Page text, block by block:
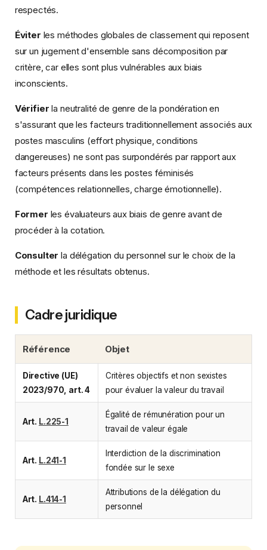
respectés.
Éviter les méthodes globales de classement qui reposent
sur un jugement d'ensemble sans décomposition par
critère, car elles sont plus vulnérables aux biais
inconscients.
Vérifier la neutralité de genre de la pondération en
s'assurant que les facteurs traditionnellement associés aux
postes masculins (effort physique, conditions
dangereuses) ne sont pas surpondérés par rapport aux
facteurs présents dans les postes féminisés
(compétences relationnelles, charge émotionnelle).
Former les évaluateurs aux biais de genre avant de
procéder à la cotation.
Consulter la délégation du personnel sur le choix de la
méthode et les résultats obtenus.
Cadre juridique
Référence Objet
Directive (UE)
2023/970, art. 4
Critères objectifs et non sexistes
pour évaluer la valeur du travail
Art. L.225-1
Égalité de rémunération pour un
travail de valeur égale
Art. L.241-1
Interdiction de la discrimination
fondée sur le sexe
Art. L.414-1
Attributions de la délégation du
personnel